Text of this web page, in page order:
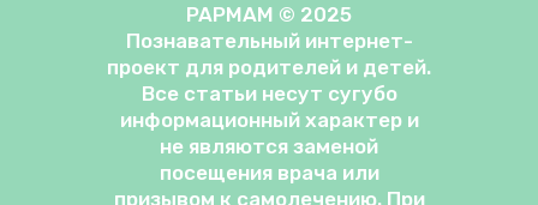
PAPMAM © 2025
Познавательный интернет-
проект для родителей и детей.
Все статьи несут сугубо
информационный характер и
не являются заменой
посещения врача или
призывом к самолечению. При